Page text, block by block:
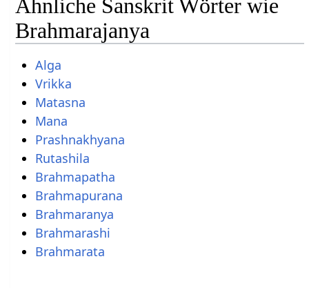
Ähnliche Sanskrit Wörter wie
Brahmarajanya
Alga
Vrikka
Matasna
Mana
Prashnakhyana
Rutashila
Brahmapatha
Brahmapurana
Brahmaranya
Brahmarashi
Brahmarata